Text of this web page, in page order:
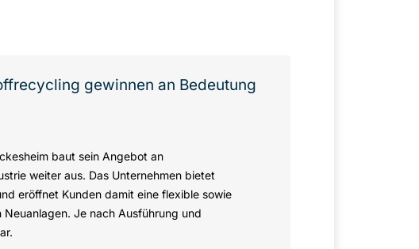
gewinnen an Bedeutung
baut sein Angebot an
weiter aus. Das Unternehmen bietet
eröffnet Kunden damit eine flexible sowie
Je nach Ausführung und